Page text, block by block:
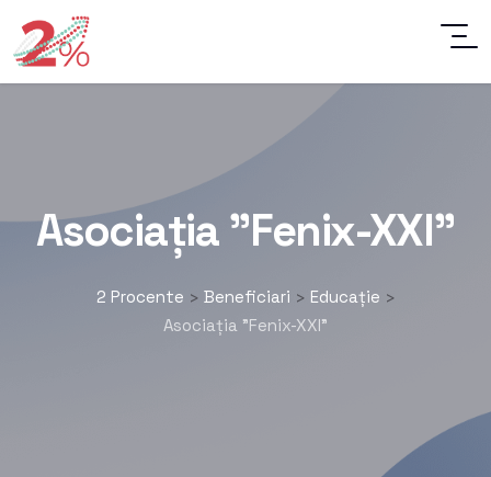
Asociația ”Fenix-XXI”
2 Procente > Beneficiari > Educație >
Asociația ”Fenix-XXI”